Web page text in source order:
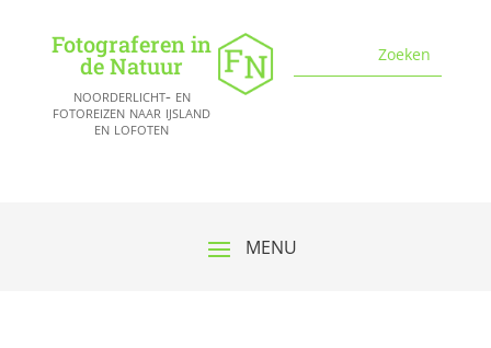
Fotograferen in
de Natuur
noorderlicht- en
fotoreizen naar ijsland
en lofoten